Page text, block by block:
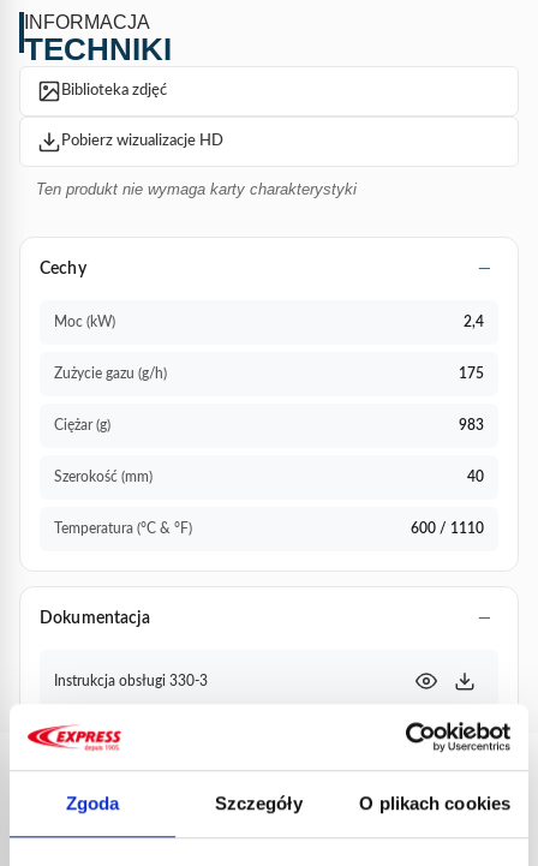
Zgoda Szczegóły O plikach cookies
INFORMACJA
TECHNIKI
Biblioteka zdjęć
Pobierz wizualizacje HD
Ten produkt nie wymaga karty charakterystyki
Cechy
Moc (kW) 2,4
Zużycie gazu (g/h) 175
Ciężar (g) 983
Szerokość (mm) 40
Temperatura (°C & °F) 600 / 1110
Dokumentacja
Instrukcja obsługi 330-3
POWIĄZANE